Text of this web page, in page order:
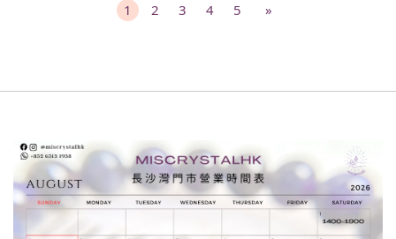
1 2 3 4 5 »